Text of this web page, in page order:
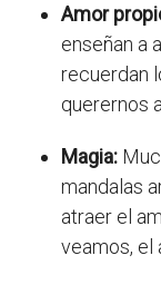
Amor
enseñan a
recuerdan
querernos
Magia:
mandalas
atraer el
veamos, el